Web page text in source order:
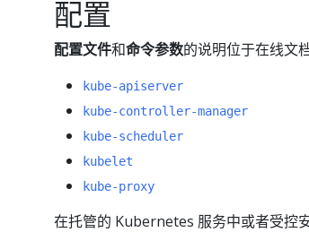
配置
配置文件和命令参数的说明位于在线文
kube-apiserver
kube-controller-manager
kube-scheduler
kubelet
kube-proxy
在托管的 Kubernetes 服务中或者受控